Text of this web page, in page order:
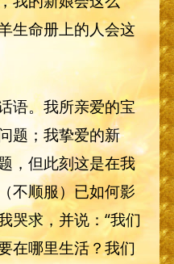
生命册上的人会这
语。我所亲爱的宝
题；我挚爱的新
，但此刻这是在我
不顺服）已如何影
哭求，并说：“我们
在哪里生活？我们